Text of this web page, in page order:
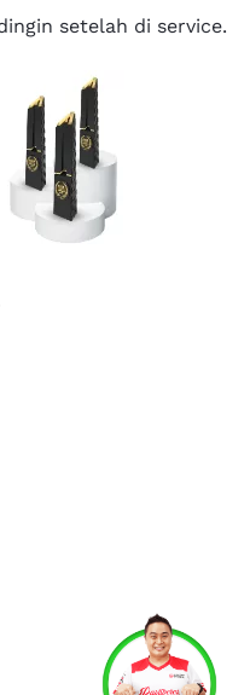
About Us
setelah di service.